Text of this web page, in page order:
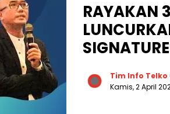
RAYAKAN
Tim Info Telko
Kamis, 2 April